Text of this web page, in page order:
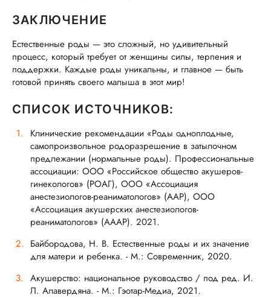
ЗАКЛЮЧЕНИЕ
Естественные роды — это сложный, но удивительный
процесс, который требует от женщины силы, терпения и
поддержки. Каждые роды уникальны, и главное — быть
готовой принять своего малыша в этот мир!
СПИСОК ИСТОЧНИКОВ:
Клинические рекомендации «Роды одноплодные,
самопроизвольное родоразрешение в затылочном
предлежании (нормальные роды). Профессиональные
ассоциации: ООО «Российское общество акушеров-
гинекологов» (РОАГ), ООО «Ассоциация
анестезиологов-реаниматологов» (ААР), ООО
«Ассоциация акушерских анестезиологов-
реаниматологов» (АААР). 2021.
Байбородова, Н. В. Естественные роды и их значение
для матери и ребенка. - М.: Современник, 2020.
Акушерство: национальное руководство / под ред. И.
Л. Алавердяна. - М.: Гэотар-Медиа, 2021.